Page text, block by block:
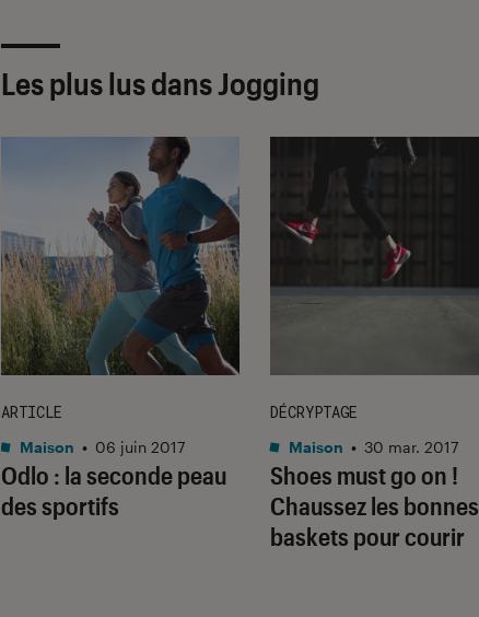
Les plus lus dans Jogging
Odlo : la seconde peau
des sportifs
ARTICLE
Maison • 06 juin 2017
Shoes must go on !
Chaussez les bonnes
baskets pour courir
DÉCRYPTAGE
Maison • 30 mar. 2017